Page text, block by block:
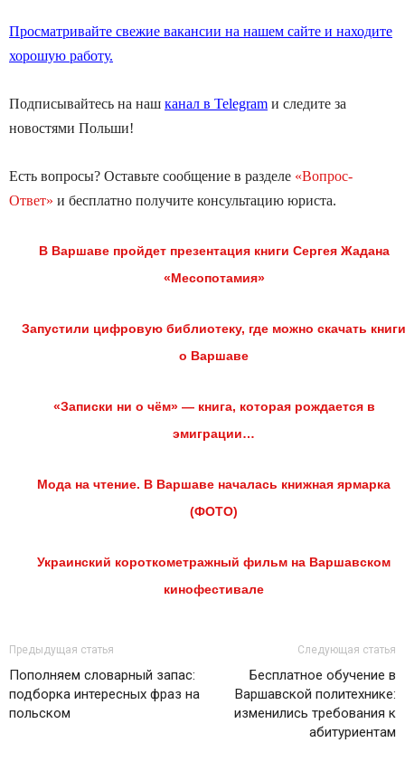
Просматривайте свежие вакансии на нашем сайте и находите
хорошую работу.
Подписывайтесь на наш канал в Telegram и следите за
новостями Польши!
Есть вопросы? Оставьте сообщение в разделе «Вопрос-
Ответ» и бесплатно получите консультацию юриста.
В Варшаве пройдет презентация книги Сергея Жадана
«Месопотамия»
Запустили цифровую библиотеку, где можно скачать
о Варшаве
«Записки ни о чём» — книга, которая рождается в
эмиграции…
Мода на чтение. В Варшаве началась книжная ярмарка
(ФОТО)
Украинский короткометражный фильм на Варшавском
кинофестивале
Предыдущая статья
Пополняем словарный запас:
подборка интересных фраз на
польском
Следующая статья
Бесплатное обучение в
Варшавской политехнике:
изменились требования к
абитуриентам